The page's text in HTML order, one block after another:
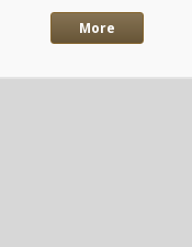
More